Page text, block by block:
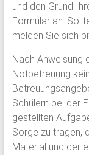
und den Grund
Formular an.
melden Sie sich
Nach Anweisung
Notbetreuung
Schülern bei der
gestellten
Sorge zu tragen,
Material und der